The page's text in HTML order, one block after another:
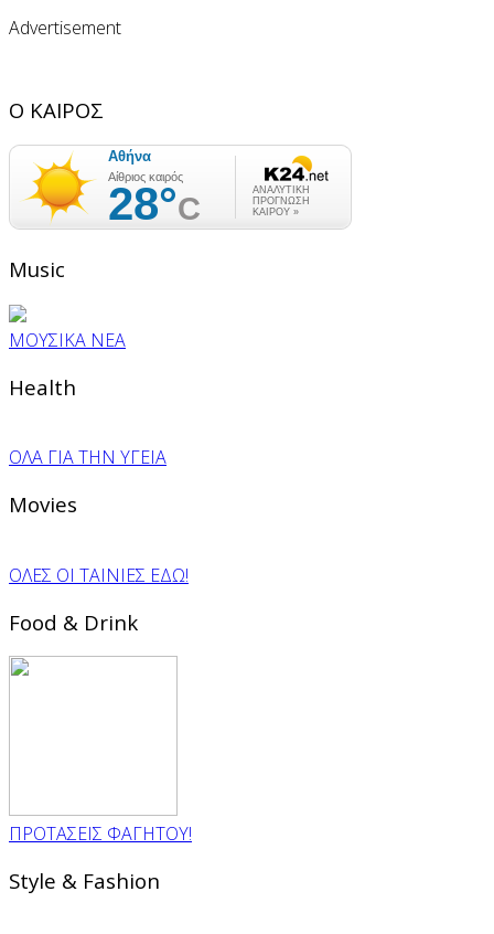
Advertisement
Ο ΚΑΙΡΟΣ
Music
ΜΟΥΣΙΚΑ ΝΕΑ
Health
ΟΛΑ ΓΙΑ ΤΗΝ ΥΓΕΙΑ
Movies
ΟΛΕΣ ΟΙ ΤΑΙΝΙΕΣ ΕΔΩ!
Food & Drink
ΠΡΟΤΑΣΕΙΣ ΦΑΓΗΤΟΥ!
Style & Fashion